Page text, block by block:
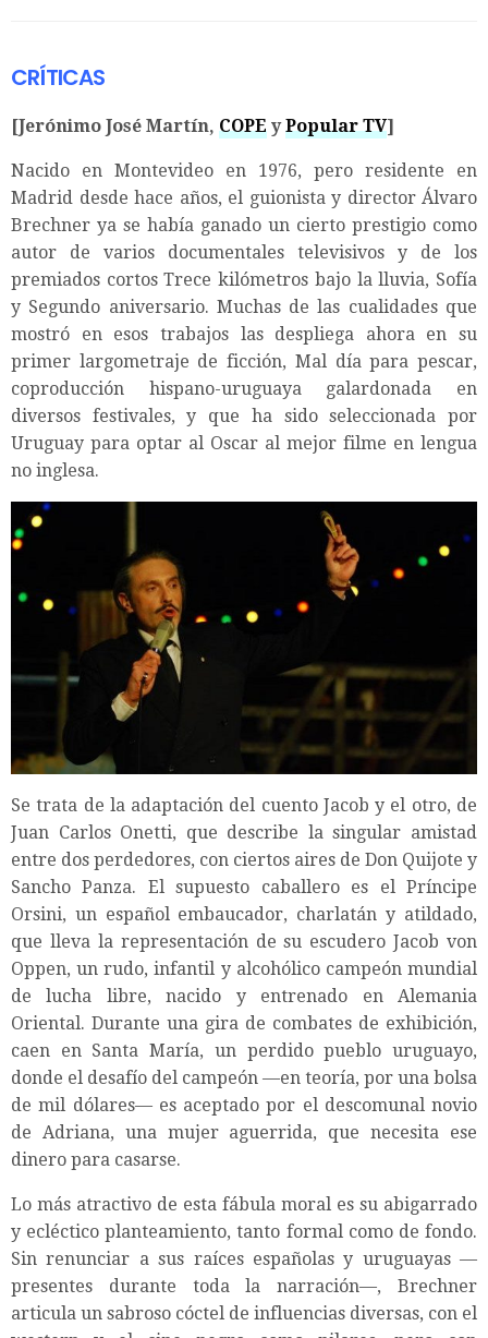
CRÍTICAS
[Jerónimo José Martín, COPE yPopular TV]
Nacido en Montevideo en 1976, pero residente en
Madrid desde hace años, el guionista y director Álvaro
Brechner ya se había ganado un cierto prestigio como
autor de varios documentales televisivos y de los
premiados cortos Trece kilómetros bajo la lluvia, Sofía
y Segundo aniversario. Muchas de las cualidades que
mostró en esos trabajos las despliega ahora en su
primer largometraje de ficción, Mal día para pescar,
coproducción hispano-uruguaya galardonada en
diversos festivales, y que ha sido seleccionada por
Uruguay para optar al Oscar al mejor filme en lengua
no inglesa.
Se trata de la adaptación del cuento Jacob y el otro, de
Juan Carlos Onetti, que describe la singular amistad
entre dos perdedores, con ciertos aires de Don Quijote y
Sancho Panza. El supuesto caballero es el Príncipe
Orsini, un español embaucador, charlatán y atildado,
que lleva la representación de su escudero Jacob von
Oppen, un rudo, infantil y alcohólico campeón mundial
de lucha libre, nacido y entrenado en Alemania
Oriental. Durante una gira de combates de exhibición,
caen en Santa María, un perdido pueblo uruguayo,
donde el desafío del campeón —en teoría, por una bolsa
de mil dólares— es aceptado por el descomunal novio
de Adriana, una mujer aguerrida, que necesita ese
dinero para casarse.
Lo más atractivo de esta fábula moral es su abigarrado
y ecléctico planteamiento, tanto formal como de fondo.
Sin renunciar a sus raíces españolas y uruguayas —
presentes durante toda la narración—, Brechner
articula un sabroso cóctel de influencias diversas, con el